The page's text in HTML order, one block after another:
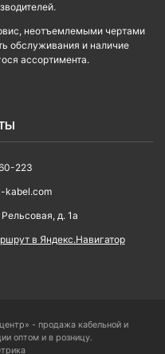
неотъемлемыми чертами
обслуживания и наличие
ассортимента.
223
kabel.com
Рельсовая, д. 1а
в Яндекс.Навигатор
- продажа кабельной и
оптом и в розницу.